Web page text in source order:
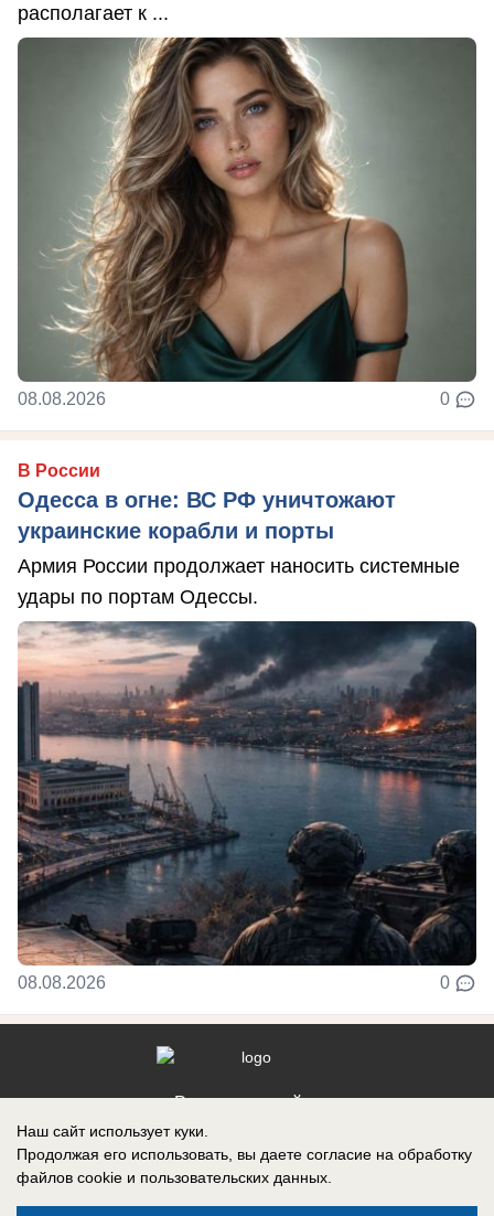
располагает к ...
08.08.2026 0
В России
Одесса в огне: ВС РФ уничтожают
украинские корабли и порты
Армия России продолжает наносить системные
удары по портам Одессы.
08.08.2026 0
Реклама на сайте
Наш сайт использует куки.
Продолжая его использовать, вы даете согласие на обработку
файлов cookie и пользовательских данных.